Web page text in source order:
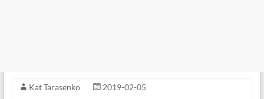
Kat Tarasenko
2019-02-05